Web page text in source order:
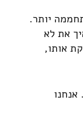
יותר.
את לא
אותו,